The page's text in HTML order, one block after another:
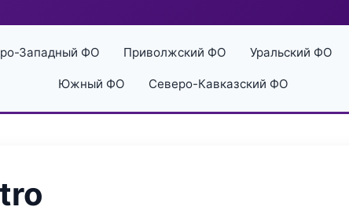
Западный ФО Приволжский ФО Уральский ФО
Южный ФО Северо-Кавказский ФО